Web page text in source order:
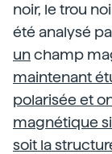
noir, le trou
été analysé
unchamp
maintenant
polarisée et
magnétique
soit la